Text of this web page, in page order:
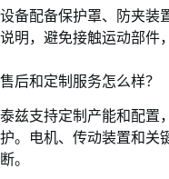
设备配备保护罩、防夹装
说明，避免接触运动部件
售后和定制服务怎么样？
泰兹支持定制产能和配置
护。电机、传动装置和关
断。